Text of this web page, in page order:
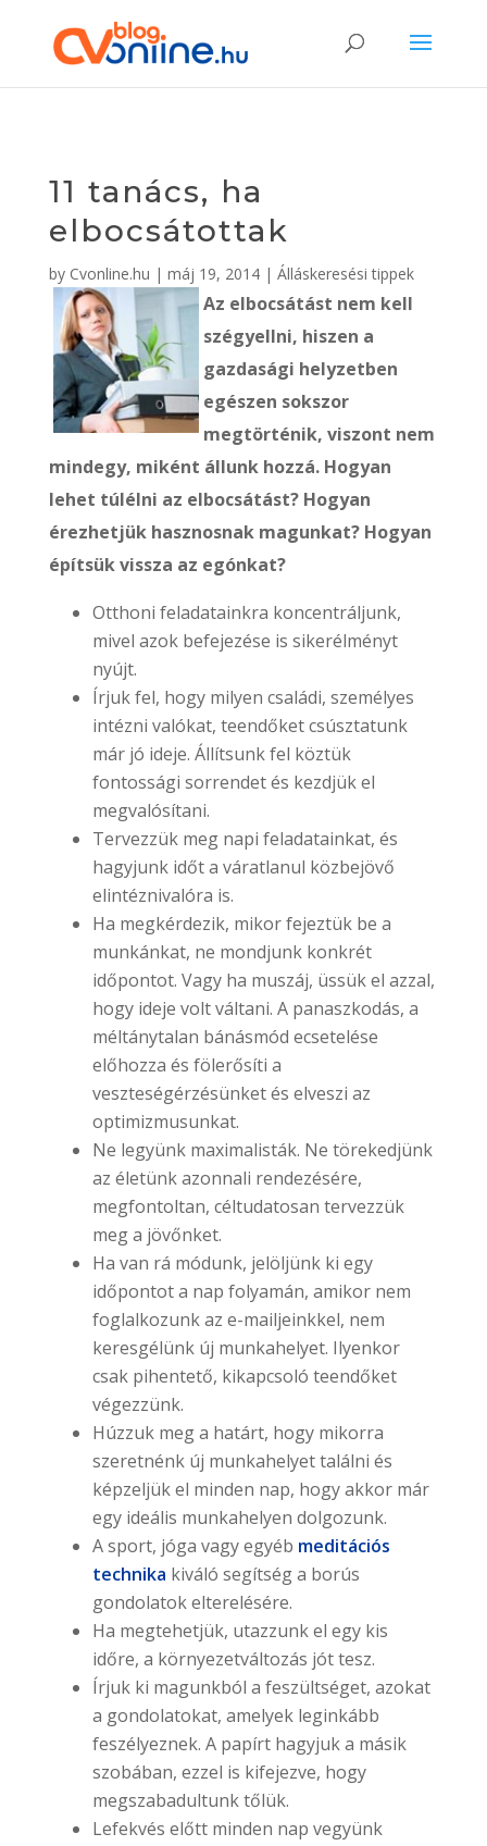
11 tanács, ha
elbocsátottak
by Cvonline.hu | máj 19, 2014| Álláskeresési tippek
Az elbocsátást nem kell
szégyellni, hiszen a
gazdasági helyzetben
egészen sokszor
megtörténik, viszont nem
mindegy, miként állunk hozzá. Hogyan
lehet túlélni az elbocsátást? Hogyan
érezhetjük hasznosnak magunkat? Hogyan
építsük vissza az egónkat?
Otthoni feladatainkra koncentráljunk,
mivel azok befejezése is sikerélményt
nyújt.
Írjuk fel, hogy milyen családi, személyes
intézni valókat, teendőket csúsztatunk
már jó ideje. Állítsunk fel köztük
fontossági sorrendet és kezdjük el
megvalósítani.
Tervezzük meg napi feladatainkat, és
hagyjunk időt a váratlanul közbejövő
elintéznivalóra is.
Ha megkérdezik, mikor fejeztük be a
munkánkat, ne mondjunk konkrét
időpontot. Vagy ha muszáj, üssük el azzal,
hogy ideje volt váltani. A panaszkodás, a
méltánytalan bánásmód ecsetelése
előhozza és fölerősíti a
veszteségérzésünket és elveszi az
optimizmusunkat.
Ne legyünk maximalisták. Ne törekedjünk
az életünk azonnali rendezésére,
megfontoltan, céltudatosan tervezzük
meg a jövőnket.
Ha van rá módunk, jelöljünk ki egy
időpontot a nap folyamán, amikor nem
foglalkozunk az e-mailjeinkkel, nem
keresgélünk új munkahelyet. Ilyenkor
csak pihentető, kikapcsoló teendőket
végezzünk.
Húzzuk meg a határt, hogy mikorra
szeretnénk új munkahelyet találni és
képzeljük el minden nap, hogy akkor már
egy ideális munkahelyen dolgozunk.
A sport, jóga vagy egyéb meditációs
technika kiváló segítség a borús
gondolatok elterelésére.
Ha megtehetjük, utazzunk el egy kis
időre, a környezetváltozás jót tesz.
Írjuk ki magunkból a feszültséget, azokat
a gondolatokat, amelyek leginkább
feszélyeznek. A papírt hagyjuk a másik
szobában, ezzel is kifejezve, hogy
megszabadultunk tőlük.
Lefekvés előtt minden nap vegyünk